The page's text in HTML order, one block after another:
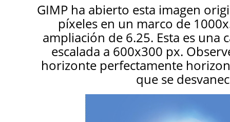
GIMP ha abierto esta imagen
píxeles en un marco de
ampliación de 6.25. Esta es una
escalada a 600x300 px.
horizonte perfectamente
que se